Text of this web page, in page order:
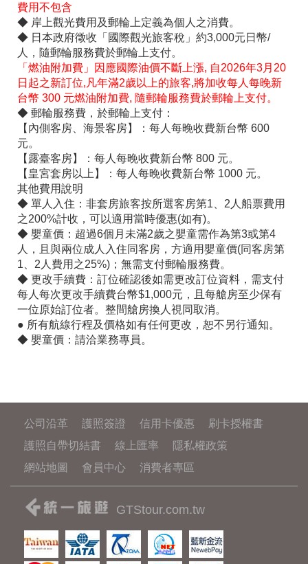
費用不包含
◆ 岸上觀光費用及郵輪上定義為個人之消費。
◆ 日本政府徵收「國際觀光旅客稅」約3,000元日幣/
人，隨郵輪服務費於郵輪上支付。
「燃油附加費」因應國際油價不斷上漲, 自2026年3月20
日起之新訂位,凡年滿2歲以上的旅客,將加收每人每晚新
台幣 300 元燃油附加費, 隨郵輪服務費於郵輪上支付。
◆ 郵輪服務費，於郵輪上支付：
【內側客房、海景客房】：每人每晚收費新台幣 600
元。
【露臺客房】：每人每晚收費新台幣 800 元。
【皇宮套房以上】：每人每晚收費新台幣 1000 元。
其他費用說明
◆ 單人入住：非套房旅客按所選客房第1、2人船票費用
之200%計收，可以適用當時優惠(如有)。
◆ 嬰童價：超過6個月未滿2歲之嬰童需作為第3或第4
人，且與兩位成人入住同客房，方適用嬰童價(同客房第
1、2人費用之25%)；無需支付郵輪服務費。
◆ 更改手續費：訂位確認後如需更改訂位資料，需支付
每人每次更改手續費台幣$1,000元，且每艙房至少保有
一位原始訂位者。整間艙房換人視同取消。
● 所有航線行程及價格如有任何更改，恕不另行通知。
◆ 嬰童價：請洽業務專員。
公司沿革 護照簽證 信用卡優惠
刷卡授權書
護照自帶切結書
線上匯率
隱私權政策
網站地圖
會員中心 消費者專區
GTStour.com.tw